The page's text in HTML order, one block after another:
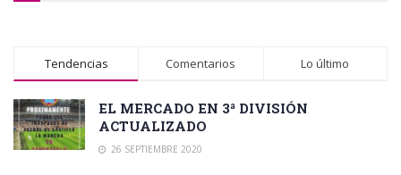
Tendencias Comentarios Lo último
EL MERCADO EN 3ª DIVISIÓN
ACTUALIZADO
26 SEPTIEMBRE 2020